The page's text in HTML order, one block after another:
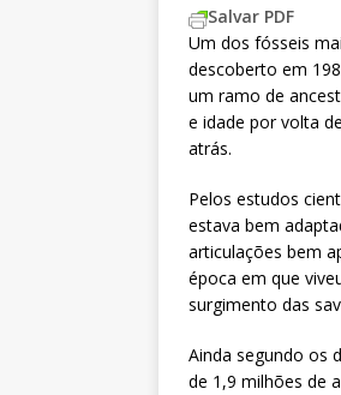
Salvar PDF
Um dos fósseis
descoberto em
um ramo de
e idade por volta
atrás.
Pelos estudos
estava bem
articulações bem
época em que
surgimento das
Ainda segundo os
de 1,9 milhões de